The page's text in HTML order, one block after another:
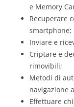
e Memory
Recuperare
smartphone;
Inviare e
Criptare e
rimovibili;
Metodi di
navigazione
Effettuare